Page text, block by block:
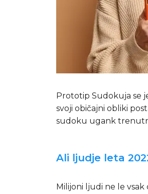
Prototip Sudokuja se
svoji običajni obliki
sudoku ugank
Ali ljudje leta
Milijoni ljudi ne le